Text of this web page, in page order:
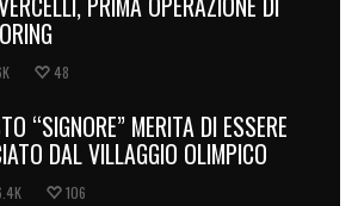
48
“SIGNORE” MERITA DI ESSERE
DAL VILLAGGIO OLIMPICO
106